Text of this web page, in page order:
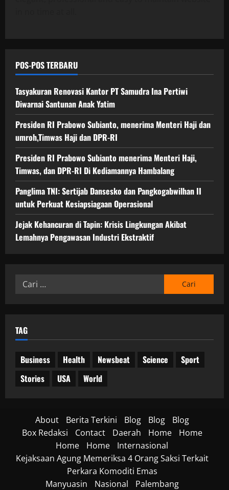
POS-POS TERBARU
Tasyakuran Renovasi Kantor PT Samudra Ina Pertiwi
Diwarnai Santunan Anak Yatim
Presiden RI Prabowo Subianto, menerima Menteri Haji dan
umroh,Timwas Haji dan DPR-RI
Presiden RI Prabowo Subianto menerima Menteri Haji,
Timwas, dan DPR-RI Di Kediamannya Hambalang
Panglima TNI: Sertijab Dansesko dan Pangkogabwilhan II
untuk Perkuat Kesiapsiagaan Operasional
Jejak Kehancuran di Tapin: Krisis Lingkungan Akibat
Lemahnya Pengawasan Industri Ekstraktif
Cari
TAG
Business Health Newsbeat Science
Sport
Stories
USA World
About Berita Terkini Blog Blog
Blog
Box Redaksi
Contact Daerah Home
Home
Home
Home
Internasional
Kejaksaan Agung Memeriksa 4 Orang Saksi Terkait
Perkara Komoditi Emas
Manyuasin
Nasional
Palembang